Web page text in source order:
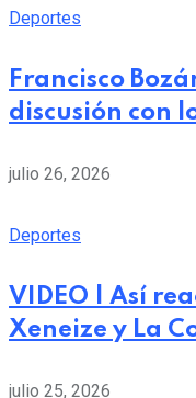
Deportes
Francisco
discusión con
julio 26, 2026
Deportes
VIDEO | Así
Xeneize y La
julio 25, 2026